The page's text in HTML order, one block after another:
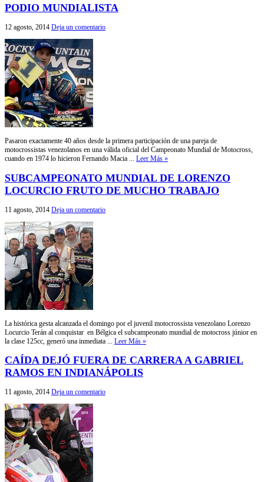
PODIO MUNDIALISTA
12 agosto, 2014 Deja un comentario
Pasaron exactamente 40 años desde la primera participación de una pareja de
motocrossistas venezolanos en una válida oficial del Campeonato Mundial de Motocross,
cuando en 1974 lo hicieron Fernando Macia ... Leer Más »
SUBCAMPEONATO MUNDIAL DE LORENZO
LOCURCIO FRUTO DE MUCHO TRABAJO
11 agosto, 2014 Deja un comentario
La histórica gesta alcanzada el domingo por el juvenil motocrossista venezolano Lorenzo
Locurcio Terán al conquistar en Bélgica el subcampeonato mundial de motocross júnior en
la clase 125cc, generó una inmediata ... Leer Más »
CAÍDA DEJÓ FUERA DE CARRERA A GABRIEL
RAMOS EN INDIANÁPOLIS
11 agosto, 2014 Deja un comentario